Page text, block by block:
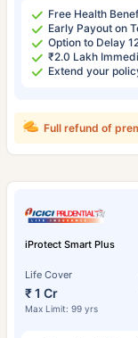
Free Health
Early Payout on
Option to Delay
₹2.0 Lakh
Extend your
Full refund of
iProtect Smart Plus
Life Cover
₹ 1 Cr
Max Limit: 99 yrs